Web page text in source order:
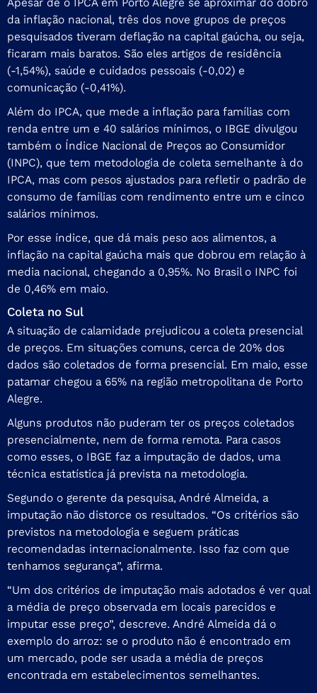
da inflação nacional, três dos nove grupos de preços
pesquisados tiveram deflação na capital gaúcha, ou seja,
ficaram mais baratos. São eles artigos de residência
(-1,54%), saúde e cuidados pessoais (-0,02) e
comunicação (-0,41%).
Além do IPCA, que mede a inflação para famílias com
renda entre um e 40 salários mínimos, o IBGE divulgou
também o Índice Nacional de Preços ao Consumidor
(INPC), que tem metodologia de coleta semelhante à do
IPCA, mas com pesos ajustados para refletir o padrão de
consumo de famílias com rendimento entre um e cinco
salários mínimos.
Por esse índice, que dá mais peso aos alimentos, a
inflação na capital gaúcha mais que dobrou em relação à
media nacional, chegando a 0,95%. No Brasil o INPC foi
de 0,46% em maio.
Coleta no Sul
A situação de calamidade prejudicou a coleta presencial
de preços. Em situações comuns, cerca de 20% dos
dados são coletados de forma presencial. Em maio, esse
patamar chegou a 65% na região metropolitana de Porto
Alegre.
Alguns produtos não puderam ter os preços coletados
presencialmente, nem de forma remota. Para casos
como esses, o IBGE faz a imputação de dados, uma
técnica estatística já prevista na metodologia.
Segundo o gerente da pesquisa, André Almeida, a
imputação não distorce os resultados. “Os critérios são
previstos na metodologia e seguem práticas
recomendadas internacionalmente. Isso faz com que
tenhamos segurança”, afirma.
“Um dos critérios de imputação mais adotados é ver qual
a média de preço observada em locais parecidos e
imputar esse preço”, descreve. André Almeida dá o
exemplo do arroz: se o produto não é encontrado em
um mercado, pode ser usada a média de preços
encontrada em estabelecimentos semelhantes.